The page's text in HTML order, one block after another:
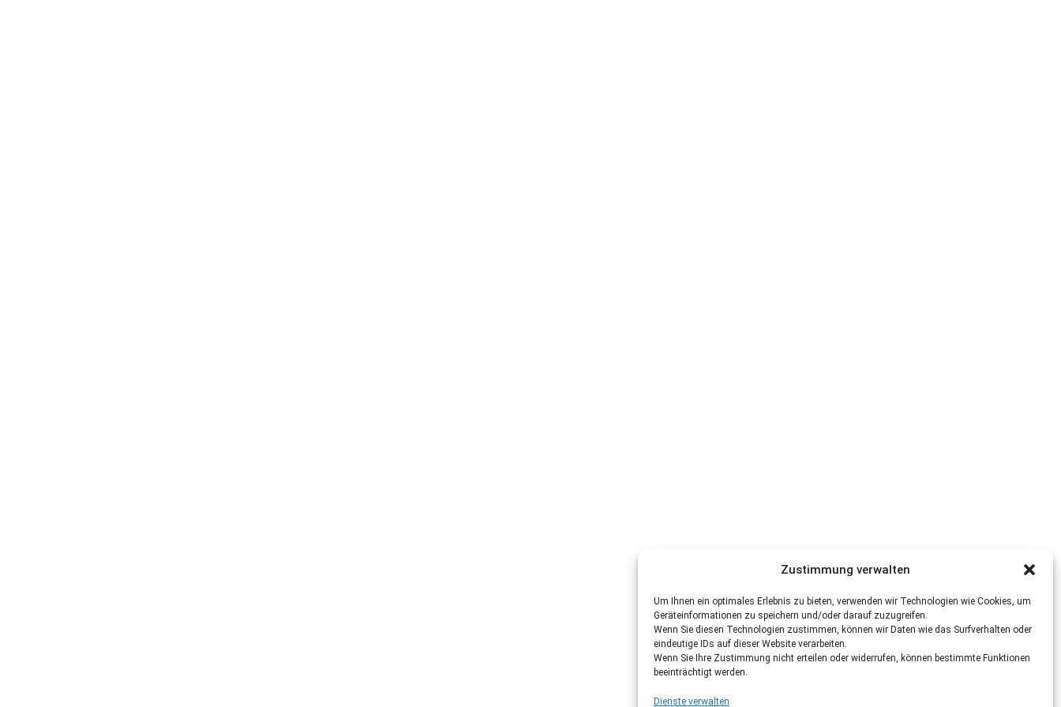
Zustimmung verwalten
Um Ihnen ein optimales Erlebnis zu bieten, verwenden wir Technologien wie Cookies, um
Geräteinformationen zu speichern und/oder darauf zuzugreifen.
Wenn Sie diesen Technologien zustimmen, können wir Daten wie das Surfverhalten oder
eindeutige IDs auf dieser Website verarbeiten.
Wenn Sie Ihre Zustimmung nicht erteilen oder widerrufen, können bestimmte Funktionen
beeinträchtigt werden.
Dienste verwalten